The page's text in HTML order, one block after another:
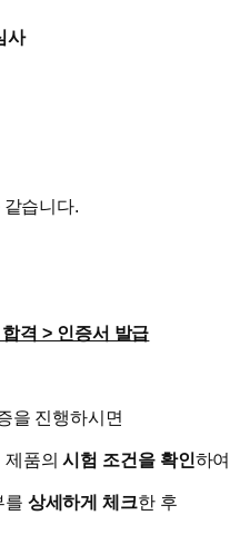
사
습니다.
격 > 인증서 발급
을 진행하시면
제품의시험 조건을 확인하여
를 상세하게 체크한 후